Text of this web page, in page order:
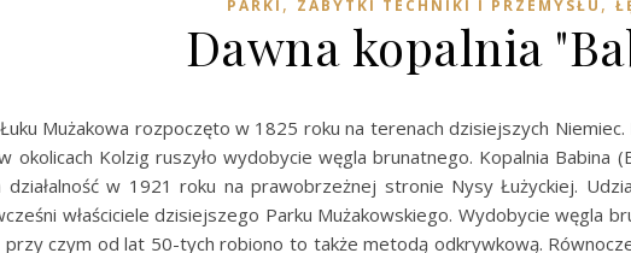
PARKI ZABYTKI TECHNIKI I PRZEMYSŁU
Dawna kopalnia
Mużakowa rozpoczęto w 1825 roku na terenach dzisiejszych Niemiec.
okolicach Kolzig ruszyło wydobycie węgla brunatnego. Kopalnia Babina
działalność w 1921 roku na prawobrzeżnej stronie Nysy Łużyckiej.
właściciele dzisiejszego Parku Mużakowskiego. Wydobycie węgla
czym od lat 50-tych robiono to także metodą odkrywkową.